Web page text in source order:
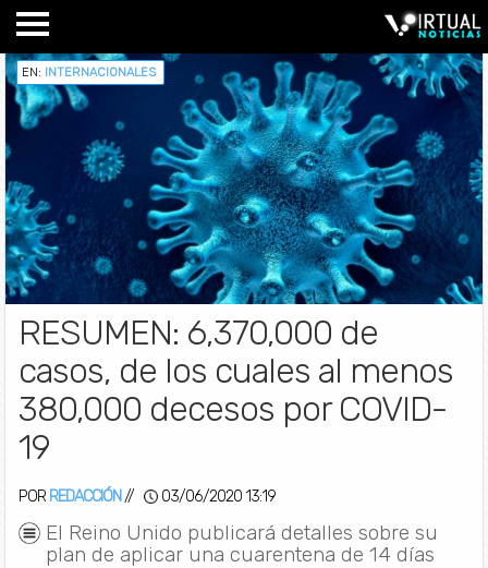
EN: INTERNACIONALES
RESUMEN: 6,370,000 de
casos, de los cuales al menos
380,000 decesos por COVID-
19
POR REDACCIÓN // 03/06/2020 13:19
El Reino Unido publicará detalles sobre su
plan de aplicar una cuarentena de 14 días